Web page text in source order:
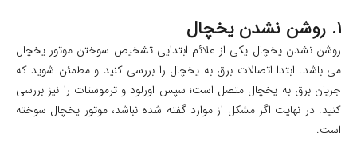
1. روشن نشدن یخچال
روشن نشدن یخچال یکی از علائم ابتدایی تشخیص سوختن موتور یخچال
می باشد. ابتدا اتصالات برق به یخچال را بررسی کنید و مطمئن شوید که
جریان برق به یخچال متصل است؛ سپس اورلود و ترموستات را نیز بررسی
کنید. در نهایت اگر مشکل از موارد گفته شده نباشد، موتور یخچال سوخته
است.